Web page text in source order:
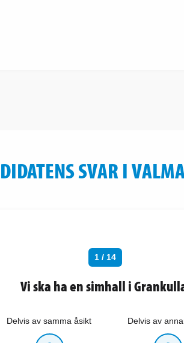
SVAR I
1 / 14
Vi ska ha en simhall i
Delvis av samma åsikt Delvis av